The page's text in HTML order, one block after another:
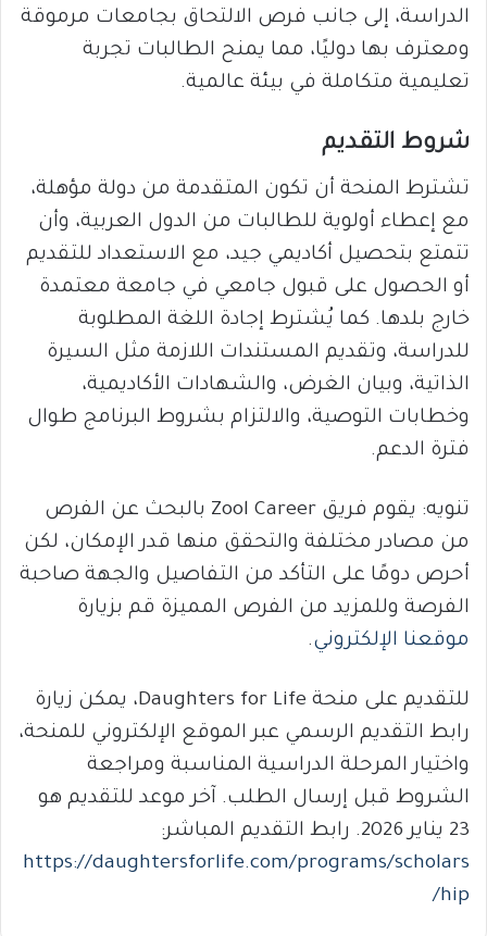
الدراسة، إلى جانب فرص الالتحاق بجامعات مرموقة
ومعترف بها دوليًا، مما يمنح الطالبات تجربة
تعليمية متكاملة في بيئة عالمية.
شروط التقديم
تشترط المنحة أن تكون المتقدمة من دولة مؤهلة،
مع إعطاء أولوية للطالبات من الدول العربية، وأن
تتمتع بتحصيل أكاديمي جيد، مع الاستعداد للتقديم
أو الحصول على قبول جامعي في جامعة معتمدة
خارج بلدها. كما يُشترط إجادة اللغة المطلوبة
للدراسة، وتقديم المستندات اللازمة مثل السيرة
الذاتية، وبيان الغرض، والشهادات الأكاديمية،
وخطابات التوصية، والالتزام بشروط البرنامج طوال
فترة الدعم.
تنويه: يقوم فريق Zool Career بالبحث عن الفرص
من مصادر مختلفة والتحقق منها قدر الإمكان، لكن
أحرص دومًا على التأكد من التفاصيل والجهة صاحبة
الفرصة وللمزيد من الفرص المميزة قم بزيارة
موقعنا الإلكتروني.
للتقديم على منحة Daughters for Life، يمكن زيارة
رابط التقديم الرسمي عبر الموقع الإلكتروني للمنحة،
واختيار المرحلة الدراسية المناسبة ومراجعة
الشروط قبل إرسال الطلب. آخر موعد للتقديم هو
23 يناير 2026. رابط التقديم المباشر:
https://daughtersforlife.com/programs/scholars
hip/